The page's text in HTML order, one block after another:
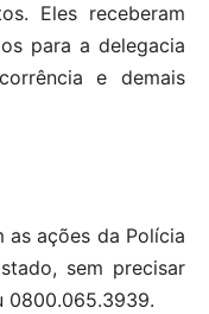
Eles receberam
para a delegacia
e demais
ações da Polícia
sem precisar
0800.065.3939.